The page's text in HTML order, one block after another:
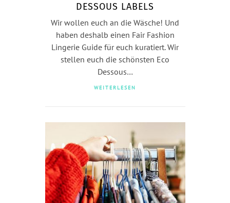
DESSOUS LABELS
Wir wollen euch an die Wäsche! Und
haben deshalb einen Fair Fashion
Lingerie Guide für euch kuratiert. Wir
stellen euch die schönsten Eco
Dessous…
WEITERLESEN